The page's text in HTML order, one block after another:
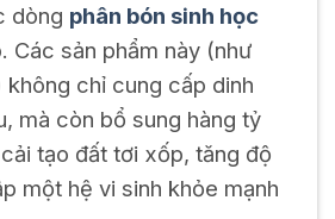
dòng phân bón sinh học
Các sản phẩm này (như
không chỉ cung cấp dinh
mà còn bổ sung hàng tỷ
tạo đất tơi xốp, tăng độ
một hệ vi sinh khỏe mạnh